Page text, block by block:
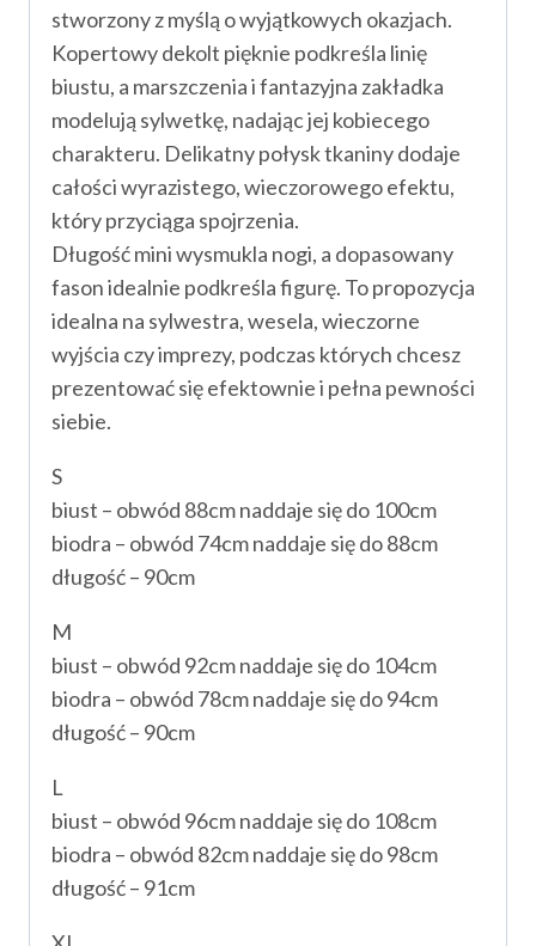
stworzony z myślą o wyjątkowych okazjach.
Kopertowy dekolt pięknie podkreśla linię
biustu, a marszczenia i fantazyjna zakładka
modelują sylwetkę, nadając jej kobiecego
charakteru. Delikatny połysk tkaniny dodaje
całości wyrazistego, wieczorowego efektu,
który przyciąga spojrzenia.
Długość mini wysmukla nogi, a dopasowany
fason idealnie podkreśla figurę. To propozycja
idealna na sylwestra, wesela, wieczorne
wyjścia czy imprezy, podczas których chcesz
prezentować się efektownie i pełna pewności
siebie.
S
biust – obwód 88cm naddaje się do 100cm
biodra – obwód 74cm naddaje się do 88cm
długość – 90cm
M
biust – obwód 92cm naddaje się do 104cm
biodra – obwód 78cm naddaje się do 94cm
długość – 90cm
L
biust – obwód 96cm naddaje się do 108cm
biodra – obwód 82cm naddaje się do 98cm
długość – 91cm